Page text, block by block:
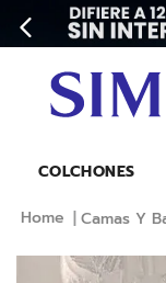
COLCHONES
Camas Y